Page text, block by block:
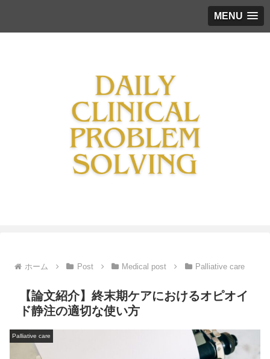
MENU
ホーム Post Medical post Palliative care
【論文紹介】終末期ケアにおけるオピオイ
ド静注の適切な使い方
Palliative care